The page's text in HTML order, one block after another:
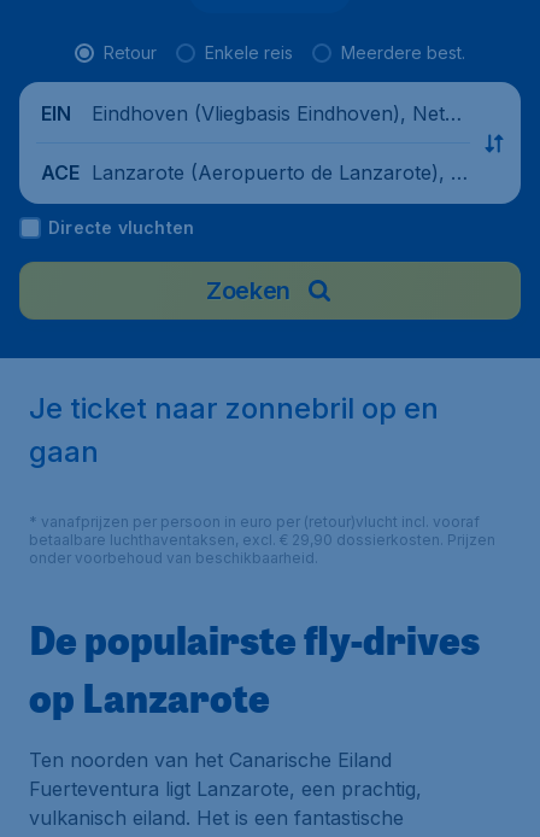
Retour Enkele reis Meerdere best.
EIN
Eindhoven (Vliegbasis Eindhoven), Nethe
ACE Lanzarote (Aeropuerto de Lanzarote), S
pain
Directe vluchten
Zoeken
Je ticket naar zonnebril op en
gaan
* vanafprijzen per persoon in euro per (retour)vlucht incl. vooraf
betaalbare luchthaventaksen, excl. € 29,90 dossierkosten. Prijzen
onder voorbehoud van beschikbaarheid.
De populairste fly-drives
op Lanzarote
Ten noorden van het Canarische Eiland
Fuerteventura ligt Lanzarote, een prachtig,
vulkanisch eiland. Het is een fantastische